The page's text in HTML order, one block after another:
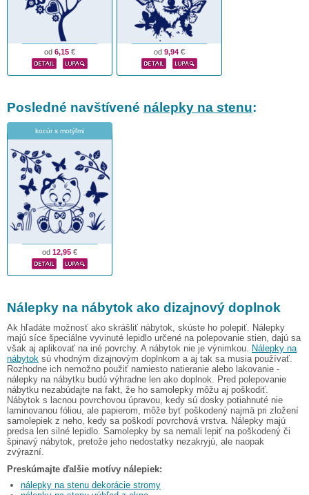
od 6,15 € od 9,94 €
Posledné navštívené nálepky na stenu:
kocúr s motýľmi
od 12,95 €
Nálepky na nábytok ako dizajnový doplnok
Ak hľadáte možnosť ako skrášliť nábytok, skúste ho polepiť. Nálepky
majú síce špeciálne vyvinuté lepidlo určené na polepovanie stien, dajú sa
však aj aplikovať na iné povrchy. A nábytok nie je výnimkou.
Nálepky na
nábytok sú vhodným dizajnovým doplnkom a aj tak sa musia používať.
Rozhodne ich nemožno použiť namiesto natieranie alebo lakovanie -
nálepky na nábytku budú výhradne len ako doplnok. Pred polepovanie
nábytku nezabúdajte na fakt, že ho samolepky môžu aj poškodiť.
Nábytok s lacnou povrchovou úpravou, kedy sú dosky potiahnuté nie
laminovanou fóliou, ale papierom, môže byť poškodený najmä pri zložení
samolepiek z neho, kedy sa poškodí povrchová vrstva. Nálepky majú
predsa len silné lepidlo. Samolepky by sa nemali lepiť na poškodený či
špinavý nábytok, pretože jeho nedostatky nezakryjú, ale naopak
zvýrazní.
Preskúmajte ďalšie motívy nálepiek:
nálepky na stenu dekorácie stromy